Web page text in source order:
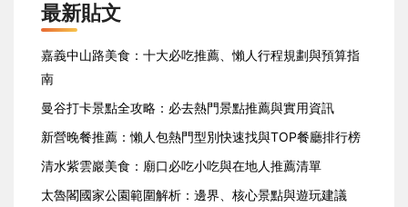
最新貼文
嘉義中山路美食：十大必吃推薦、懶人行程規劃與預算指
南
曼谷打卡景點全攻略：必去熱門景點推薦與實用資訊
新營晚餐推薦：懶人包熱門型別快速找與TOP餐廳排行榜
清水紫雲巖美食：廟口必吃小吃與在地人推薦清單
太魯閣國家公園範圍解析：邊界、核心景點與遊玩建議